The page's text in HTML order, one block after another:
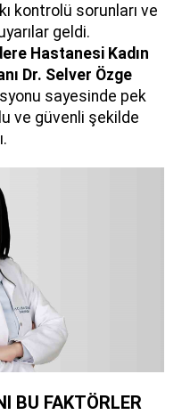
kontrolü sorunları ve
geldi.
Hastanesi Kadın
Dr. Selver Özge
sayesinde pek
ve güvenli şekilde
BU FAKTÖRLER